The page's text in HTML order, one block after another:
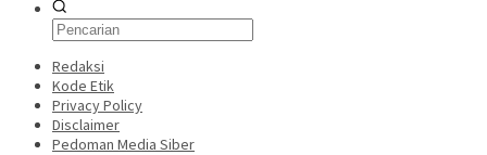
Redaksi
Kode Etik
Privacy Policy
Disclaimer
Pedoman Media Siber